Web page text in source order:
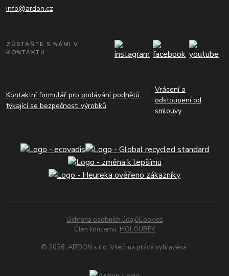
info@ardon.cz
ZŮSTAŇTE S NÁMI V
KONTAKTU
Kontaktní formulář pro podávání podnětů
týkající se bezpečnosti výrobků
Vrácení a
odstoupení od
smlouvy
Ochrana osobních údajůCookies
Člen koncernu HOLOUBEK
© 2026. ARDON s.r.o. Všechna práva vyhrazena.